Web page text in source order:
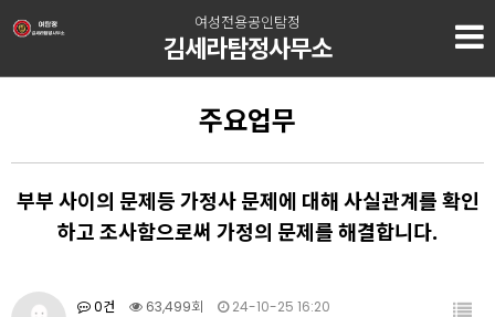
여성전용공인탐정
김세라탐정사무소
주요업무
부부 사이의 문제등 가정사 문제에 대해 사실관계를 확인
하고 조사함으로써 가정의 문제를 해결합니다.
0건 63,499회 24-10-25 16:20